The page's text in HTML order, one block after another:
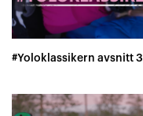
#Yoloklassikern avsnitt 3